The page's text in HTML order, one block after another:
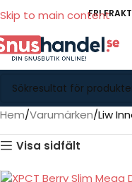
Skip to main content
FRI
Hem Varumärken Liw
Visa sidfält